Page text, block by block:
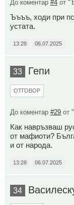
До коментар #4 от
Ъъъъ, ходи при
устата.
13:28 06.07.2025
33 Гепи
ОТГОВОР
До коментар #29 от
Как навръзваш
от мафиоти?
и от народа.
13:28 06.07.2025
34